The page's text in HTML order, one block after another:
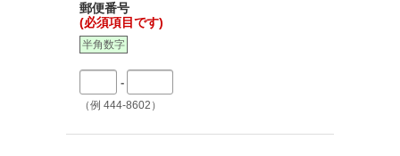
郵便番号
(必須項目です)
半角数字
-
（例 444-8602）